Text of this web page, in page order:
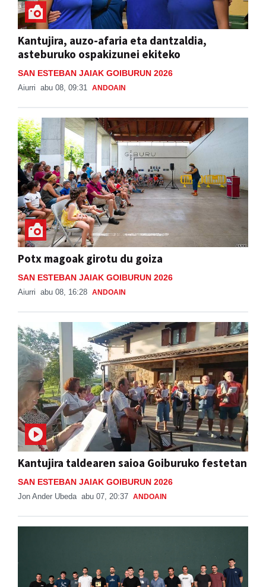
Kantujira, auzo-afaria eta dantzaldia,
asteburuko ospakizunei ekiteko
SAN ESTEBAN JAIAK GOIBURUN 2026
Aiurri abu 08, 09:31 ANDOAIN
Potx magoak girotu du goiza
SAN ESTEBAN JAIAK GOIBURUN 2026
Aiurri abu 08, 16:28 ANDOAIN
Kantujira taldearen saioa Goiburuko festetan
SAN ESTEBAN JAIAK GOIBURUN 2026
Jon Ander Ubeda abu 07, 20:37 ANDOAIN